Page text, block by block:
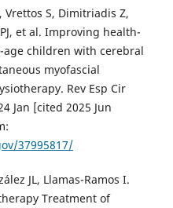
Vrettos S, Dimitriadis Z,
et al. Improving health-
children with cerebral
myofascial
Rev Esp Cir
Jan [cited 2025 Jun
37995817/
JL, Llamas-Ramos I.
Treatment of